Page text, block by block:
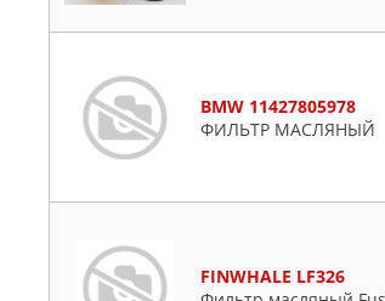
BMW 11427805978
ФИЛЬТР МАСЛЯНЫЙ
FINWHALE LF326